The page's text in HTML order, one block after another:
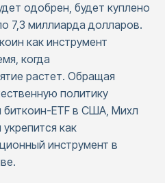
одобрен, будет куплено
7,3 миллиарда долларов.
как инструмент
когда
растет. Обращая
политику
ETF в США, Михл
как
инструмент в